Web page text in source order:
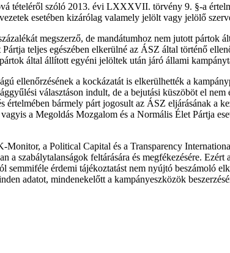
tételéről szóló 2013. évi LXXXVII. törvény 9. §-a
esetében kizárólag valamely jelölt vagy jelölő
megszerző, de mandátumhoz nem jutott
teljes egészében elkerülné az ÁSZ által történő
által állított egyéni jelöltek után járó állami
ellenőrzésének a kockázatát is elkerülhették a
választáson indult, de a bejutási küszöböt el
bármely párt jogosult az ÁSZ eljárásának a
a Megoldás Mozgalom és a Normális Élet Pártja
a Political Capital és a Transparency
a szabálytalanságok feltárására és megfékezésére.
érdemi tájékoztatást nem nyújtó beszámoló
adatot, mindenekelőtt a kampányeszközök